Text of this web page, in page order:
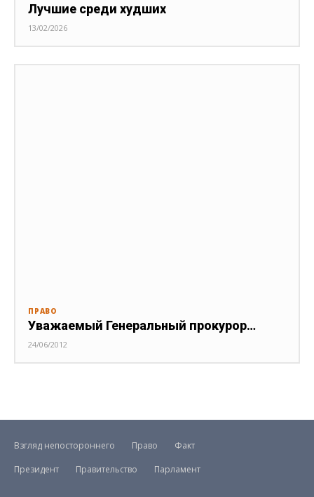
Лучшие среди худших
13/02/2026
ПРАВО
Уважаемый Генеральный прокурор…
24/06/2012
Взгляд непостороннего Право
Факт
Президент
Правительство Парламент